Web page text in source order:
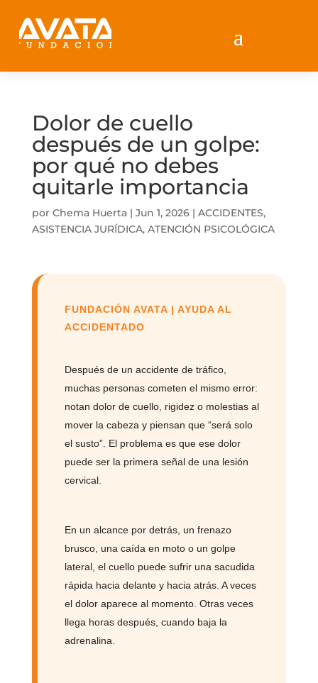
Dolor de cuello
después de un golpe:
por qué no debes
quitarle importancia
por Chema Huerta| Jun 1, 2026| ACCIDENTES,
ASISTENCIA JURÍDICA, ATENCIÓN PSICOLÓGICA
FUNDACIÓN AVATA | AYUDA AL
ACCIDENTADO
Después de un accidente de tráfico,
muchas personas cometen el mismo error:
notan dolor de cuello, rigidez o molestias al
mover la cabeza y piensan que “será solo
el susto”. El problema es que ese dolor
puede ser la primera señal de una lesión
cervical.
En un alcance por detrás, un frenazo
brusco, una caída en moto o un golpe
lateral, el cuello puede sufrir una sacudida
rápida hacia delante y hacia atrás. A veces
el dolor aparece al momento. Otras veces
llega horas después, cuando baja la
adrenalina.